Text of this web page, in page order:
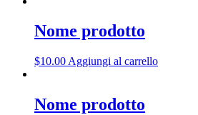
Nome prodotto
$10.00 Aggiungi al carrello
Nome prodotto